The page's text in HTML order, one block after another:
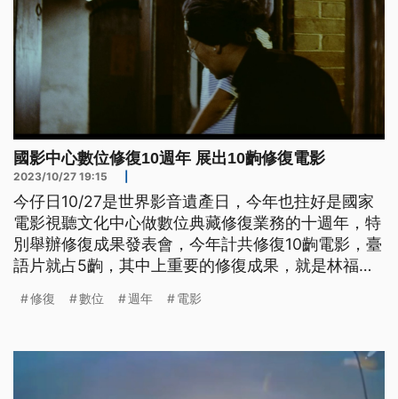
國影中心數位修復10週年 展出10齣修復電影
2023/10/27 19:15
今仔日10/27是世界影音遺產日，今年也拄好是國家
電影視聽文化中心做數位典藏修復業務的十週年，特
別舉辦修復成果發表會，今年計共修復10齣電影，臺
語片就占5齣，其中上重要的修復成果，就是林福地
對美國揣轉來的重要作品。（此則新聞標題、導言、
修復 數位 週年 電影